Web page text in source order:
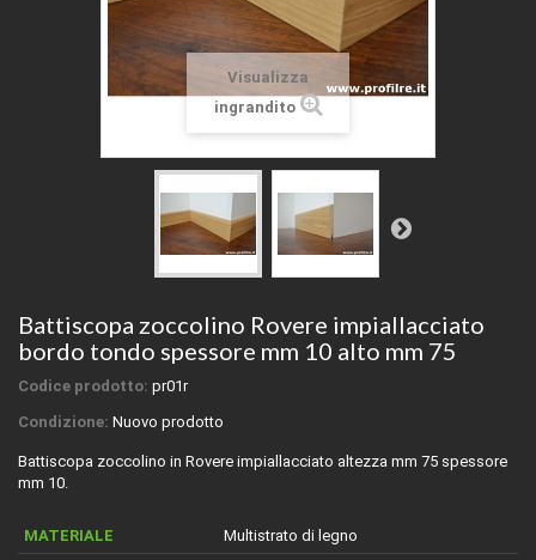
Visualizza
ingrandito
Battiscopa zoccolino Rovere impiallacciato
bordo tondo spessore mm 10 alto mm 75
Codice prodotto: pr01r
Condizione: Nuovo prodotto
Battiscopa zoccolino in Rovere impiallacciato altezza mm 75 spessore
mm 10.
MATERIALE
Multistrato di legno